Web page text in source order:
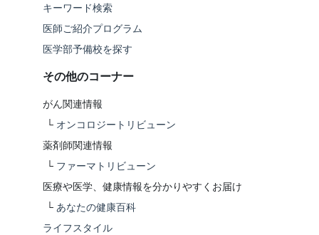
キーワード検索
医師ご紹介プログラム
医学部予備校を探す
その他のコーナー
がん関連情報
└ オンコロジートリビューン
薬剤師関連情報
└ ファーマトリビューン
医療や医学、健康情報を分かりやすくお届け
└ あなたの健康百科
ライフスタイル